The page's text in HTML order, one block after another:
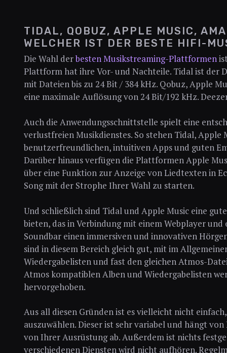
TIDAL, QOBUZ, APPLE MUSIC,
WELCHER IST DER BESTE HIFI-
Die Wahl derbesten Musikstreaming-Plattformen
Plattform hat ihre Vor- und Nachteile. Tidal ist der
mit Dateien bis zu 24 Bit / 384 kHz. Qobuz, Apple
eine maximale Auflösung von 24 Bit/192 kHz.
Auch die Anwendungsschnittstelle spielt eine
verlustfreien Musikdienstes. So stehen Tidal, Apple
benutzerfreundlichen, intuitiven Apps und guten
Darüber hinaus verfügen die Plattformen Apple
über eine Funktion zur Anzeige von Liedtexten in
Song mit der Strophe Ihrer Wahl zu starten.
Und schließlich sind Tidal und Apple Music eine
bieten, das in Verbindung mit einem Webplayer
Soundbar einen immersiven und innovativen
sind in diesem Bereich gleich gut, mit im
Wiedergabelisten und fast den gleichen Atmos-
Atmos kompatiblen Alben und Wiedergabelisten
hervorgehoben.
Aus all diesen Gründen ist es vielleicht nicht
auszuwählen. Dieser ist sehr variabel und hängt
von Ihrer Ausrüstung ab. Außerdem ist nichts
verschiedenen Diensten wird nicht aufhören.